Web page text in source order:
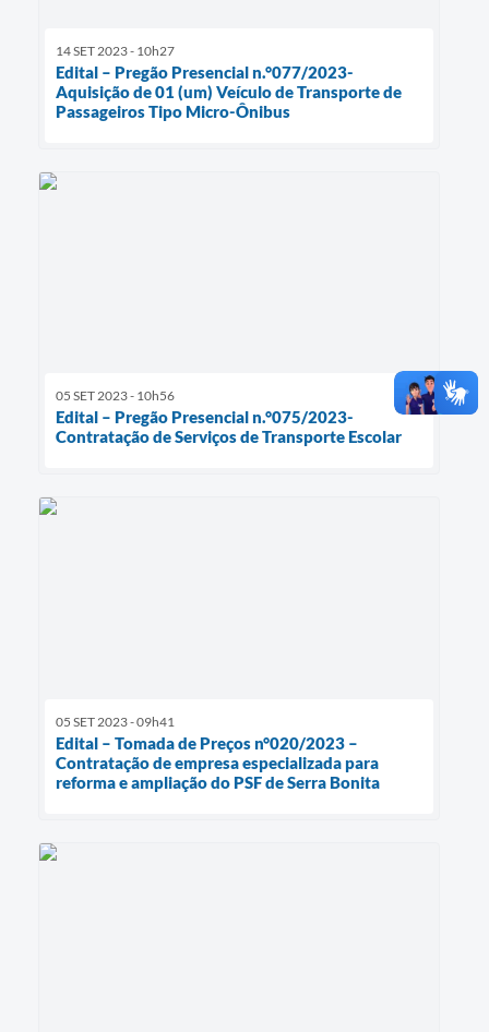
14 SET 2023 - 10h27
Edital – Pregão Presencial n.°077/2023-
Aquisição de 01 (um) Veículo de Transporte de
Passageiros Tipo Micro-Ônibus
05 SET 2023 - 10h56
Edital – Pregão Presencial n.°075/2023-
Contratação de Serviços de Transporte Escolar
05 SET 2023 - 09h41
Edital – Tomada de Preços n°020/2023 –
Contratação de empresa especializada para
reforma e ampliação do PSF de Serra Bonita